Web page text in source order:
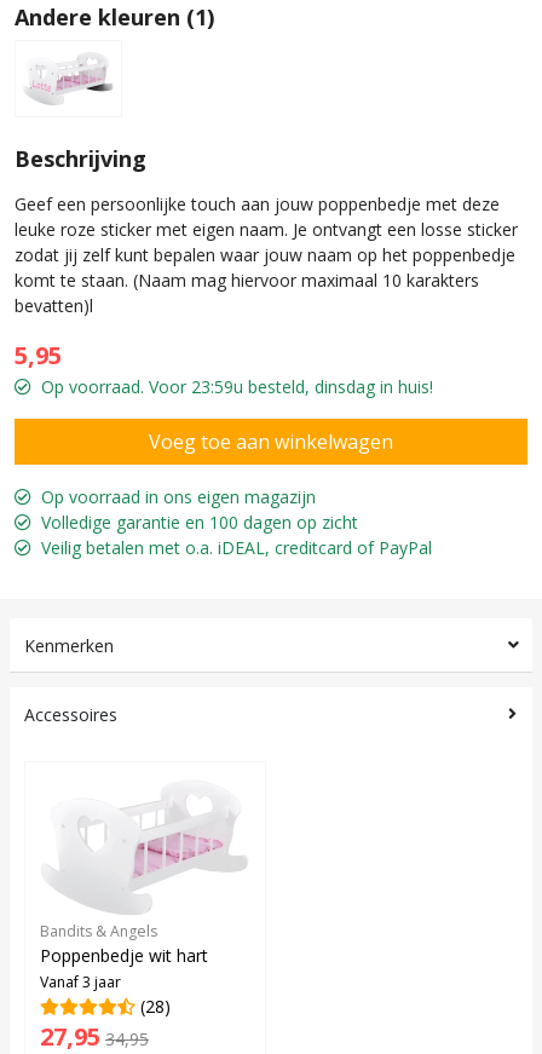
Andere kleuren (1)
Beschrijving
Geef een persoonlijke touch aan jouw poppenbedje met deze
leuke roze sticker met eigen naam. Je ontvangt een losse sticker
zodat jij zelf kunt bepalen waar jouw naam op het poppenbedje
komt te staan. (Naam mag hiervoor maximaal 10 karakters
bevatten)l
5,95
Op voorraad. Voor 23:59u besteld, dinsdag in huis!
Op voorraad in ons eigen magazijn
Volledige garantie en 100 dagen op zicht
Veilig betalen met o.a. iDEAL, creditcard of PayPal
Kenmerken
Accessoires
Bandits & Angels
Poppenbedje wit hart
Vanaf 3 jaar
(28)
27,95 34,95